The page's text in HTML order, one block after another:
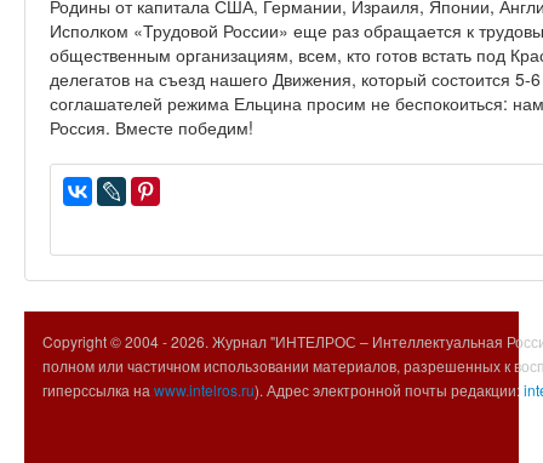
Родины от капитала США, Германии, Израиля, Японии,
Исполком «Трудовой России» еще раз обращается к
общественным организациям, всем, кто готов встать под
делегатов на съезд нашего Движения, который состоится 5-
соглашателей режима Ельцина просим не беспокоиться:
Россия. Вместе победим!
Copyright © 2004 -2026. Журнал "ИНТЕЛРОС – Интеллектуальная
полном или частичном использовании материалов, разрешенных к
гиперссылка на www.intelros.ru). Адрес электронной почты редакции: